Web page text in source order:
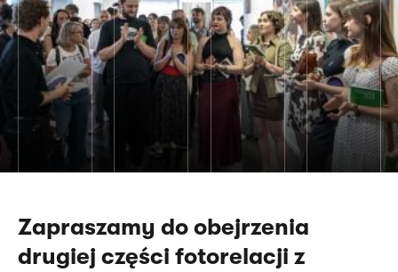
Zapraszamy do obejrzenia
drugiej części fotorelacji z